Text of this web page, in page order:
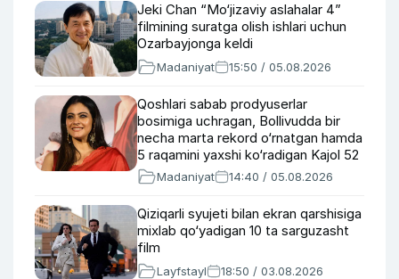
Jeki Chan “Mo‘jizaviy aslahalar 4”
filmining suratga olish ishlari uchun
Ozarbayjonga keldi
Madaniyat 15:50 / 05.08.2026
Qoshlari sabab prodyuserlar
bosimiga uchragan, Bollivudda bir
necha marta rekord o‘rnatgan hamda
5 raqamini yaxshi ko‘radigan Kajol 52
yoshda (foto, video)
Madaniyat 14:40 / 05.08.2026
Qiziqarli syujeti bilan ekran qarshisiga
mixlab qo‘yadigan 10 ta sarguzasht
film
Layfstayl 18:50 / 03.08.2026